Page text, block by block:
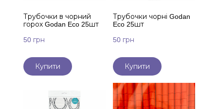
Трубочки в чорний
горох Godan Eco 25шт
50 грн
Купити
Трубочки чорні Godan
Eco 25шт
50 грн
Купити